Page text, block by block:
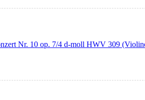
Nr. 10 op. 7/4 d-moll HWV 309